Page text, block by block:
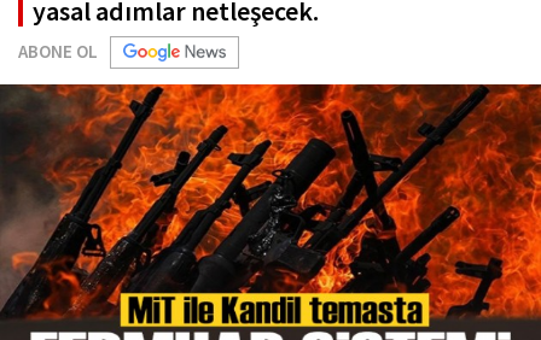
yasal adımlar netleşecek.
ABONE OL